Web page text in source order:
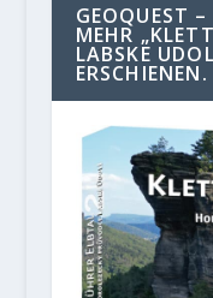
GEOQUEST
MEHR
LABSKE
ERSCHIENEN.